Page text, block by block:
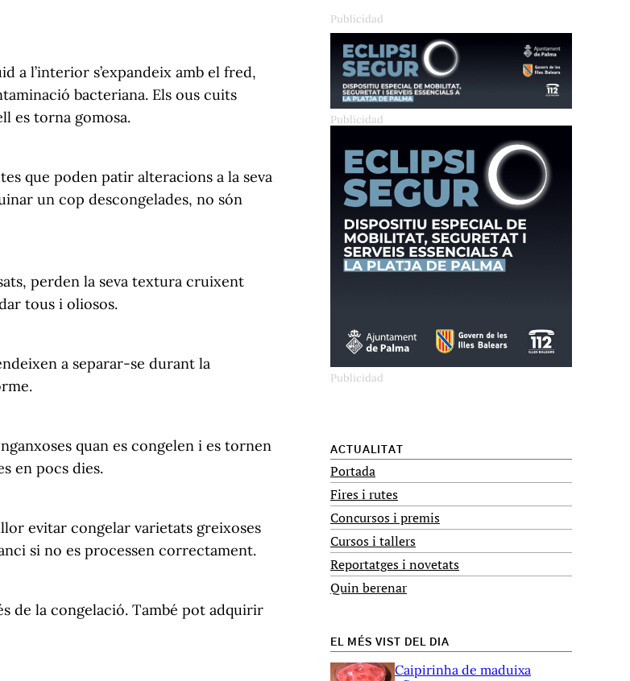
a l’interior s’expandeix amb el fred,
bacteriana. Els ous cuits
es torna gomosa.
que poden patir alteracions a la seva
un cop descongelades, no són
perden la seva textura cruixent
tous i oliosos.
a separar-se durant la
quan es congelen i es tornen
en pocs dies.
evitar congelar varietats greixoses
si no es processen correctament.
de la congelació. També pot adquirir
ACTUALITAT
Portada
Fires i rutes
Concursos i premis
Cursos i tallers
Reportatges i novetats
Quin berenar
EL MÉS VIST DEL DIA
Caipirinha de maduixa